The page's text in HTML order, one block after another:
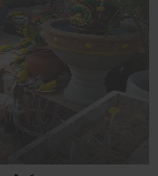
นไลน์
อนปู่ตาพ่อทองมา บ้าน